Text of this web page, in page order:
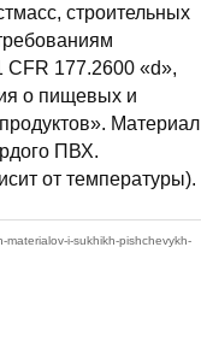
строительных
CFR 177.2600 «d»,
о пищевых и
Материал
ПВХ.
от температуры).
i-sukhikh-pishchevykh-